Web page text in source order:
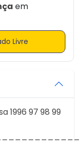
em
Livre
1996 97 98 99